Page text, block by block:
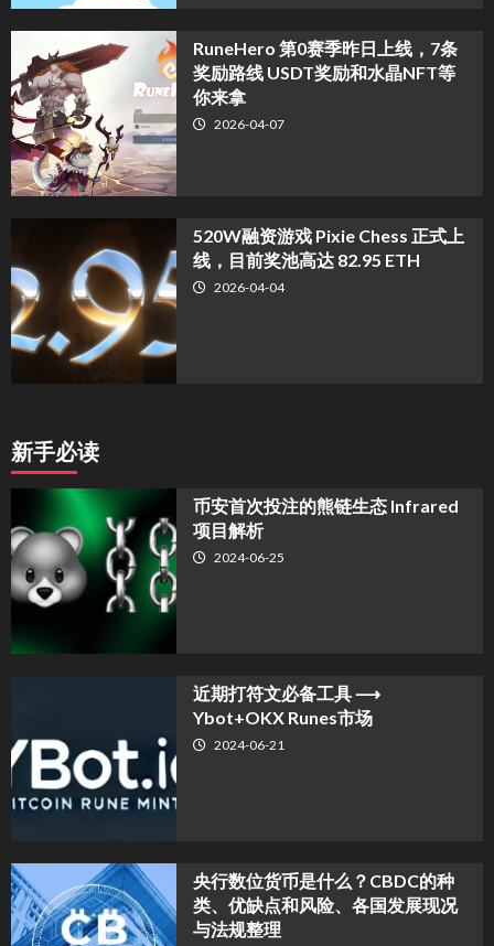
RuneHero 第0赛季昨日上线，7条
奖励路线 USDT奖励和水晶NFT等
你来拿
2026-04-07
520W融资游戏 Pixie Chess 正式上
线，目前奖池高达 82.95 ETH
2026-04-04
新手必读
币安首次投注的熊链生态 Infrared
项目解析
2024-06-25
近期打符文必备工具 ⟶
Ybot+OKX Runes市场
2024-06-21
央行数位货币是什么？CBDC的种
类、优缺点和风险、各国发展现况
与法规整理